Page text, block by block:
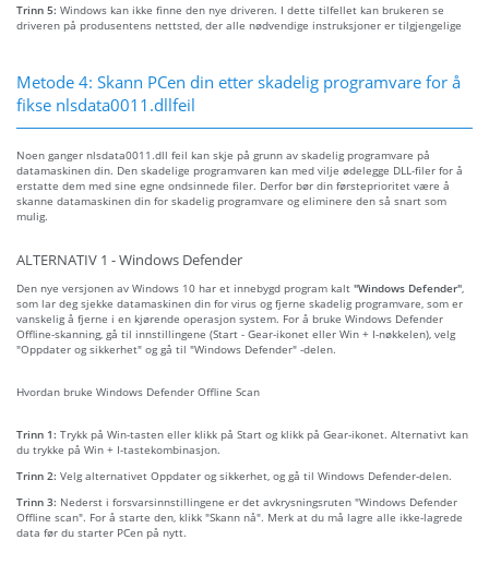
Trinn 5: Windows kan ikke finne den nye driveren. I dette tilfellet kan brukeren se
driveren på produsentens nettsted, der alle nødvendige instruksjoner er tilgjengelige
Metode 4: Skann PCen din etter skadelig programvare for å
fikse nlsdata0011.dllfeil
Noen ganger nlsdata0011.dll feil kan skje på grunn av skadelig programvare på
datamaskinen din. Den skadelige programvaren kan med vilje ødelegge DLL-filer for å
erstatte dem med sine egne ondsinnede filer. Derfor bør din førsteprioritet være å
skanne datamaskinen din for skadelig programvare og eliminere den så snart som
mulig.
ALTERNATIV 1 - Windows Defender
Den nye versjonen av Windows 10 har et innebygd program kalt "Windows Defender"
som lar deg sjekke datamaskinen din for virus og fjerne skadelig programvare, som er
vanskelig å fjerne i en kjørende operasjon system. For å bruke Windows Defender
Offline-skanning, gå til innstillingene (Start - Gear-ikonet eller Win + I-nøkkelen), velg
"Oppdater og sikkerhet" og gå til "Windows Defender" -delen.
Hvordan bruke Windows Defender Offline Scan
Trinn 1: Trykk på Win-tasten eller klikk på Start og klikk på Gear-ikonet. Alternativt kan
du trykke på Win + I-tastekombinasjon.
Trinn 2: Velg alternativet Oppdater og sikkerhet, og gå til Windows Defender-delen.
Trinn 3: Nederst i forsvarsinnstillingene er det avkrysningsruten "Windows Defender
Offline scan". For å starte den, klikk "Skann nå". Merk at du må lagre alle ikke-lagrede
data før du starter PCen på nytt.